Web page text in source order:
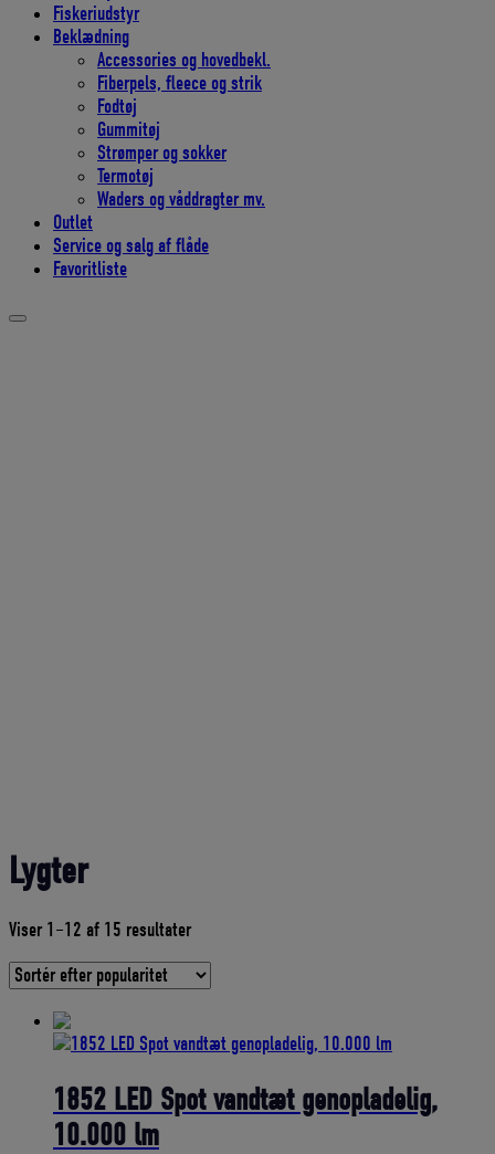
Fiskeriudstyr
Beklædning
Accessories og hovedbekl.
Fiberpels, fleece og strik
Fodtøj
Gummitøj
Strømper og sokker
Termotøj
Waders og våddragter mv.
Outlet
Service og salg af flåde
Favoritliste
Lygter
Viser 1–12 af 15 resultaterSorteret
gennemsnitlig
1852 LED Spot vandtæt genopladelig,
10.000 lm